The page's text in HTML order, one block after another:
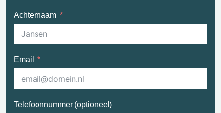
Achternaam
Email
Telefoonnummer (optioneel)